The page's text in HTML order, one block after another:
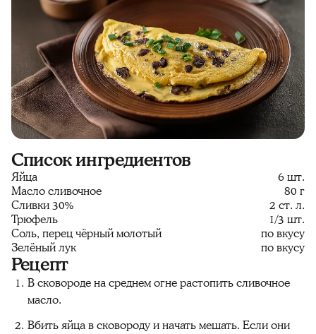
Список ингредиентов
Яйца
6 шт.
Масло сливочное
80 г
Сливки 30%
2 ст. л.
Трюфель
1/3 шт.
Соль, перец чёрный молотый
по вкусу
Зелёный лук
по вкусу
Рецепт
В сковороде на среднем огне растопить сливочное
масло.
Вбить яйца в сковороду и начать мешать. Если они